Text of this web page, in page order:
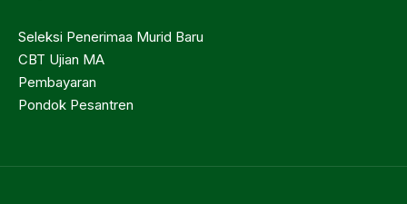
Seleksi Penerimaa Murid Baru
CBT Ujian MA
Pembayaran
Pondok Pesantren